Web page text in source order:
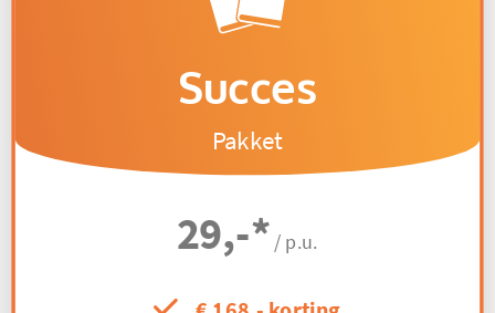
Succes
Pakket
29,-* / p.u.